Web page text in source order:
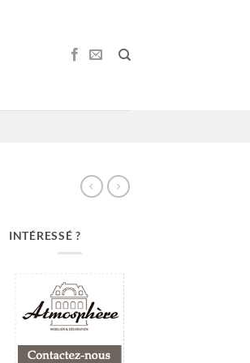
INTÉRESSÉ ?